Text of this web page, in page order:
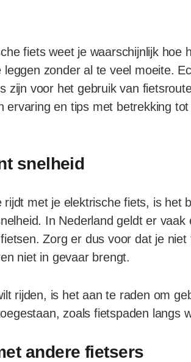
fiets weet je waarschijnlijk hoe
zonder al te veel moeite.
zijn voor het gebruik van
ervaring en tips met betrekking
snelheid
met je elektrische fiets, is het
In Nederland geldt er vaak
Zorg er dus voor dat je
niet in gevaar brengt.
rijden, is het aan te raden om
zoals fietspaden langs
andere fietsers